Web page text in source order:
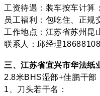
工资待遇：装车按车计算
员工福利：包吃住、正规
工作地点：江苏省苏州昆
联系人：邱经理
三、江苏省宜兴市华法纸
2.8米BHS湿部+佳鹏干部
1、刀头若干名：